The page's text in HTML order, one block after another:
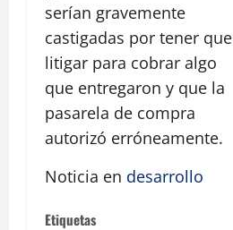
serían gravemente
castigadas por tener que
litigar para cobrar algo
que entregaron y que la
pasarela de compra
autorizó erróneamente.
Noticia en desarrollo
Etiquetas